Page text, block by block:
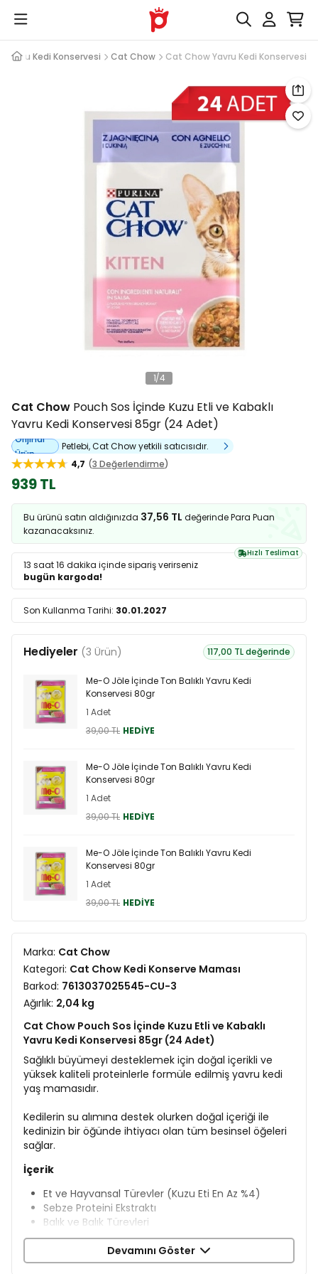
Yavru Kedi Konservesi Cat Chow Cat Chow Yavru Kedi Konservesi
1/4
Cat Chow Pouch Sos İçinde Kuzu Etli ve Kabaklı
Yavru Kedi Konservesi 85gr (24 Adet)
Orijinal
Ürün
Petlebi, Cat Chow yetkili satıcısıdır.
4,7
3 Değerlendirme
939 TL
Bu ürünü satın aldığınızda 37,56 TL değerinde Para Puan
kazanacaksınız.
Hızlı Teslimat
13 saat 16 dakika içinde sipariş verirseniz
bugün kargoda!
Son Kullanma Tarihi: 30.01.2027
Hediyeler (3 Ürün) 117,00 TL değerinde
Me-O Jöle İçinde Ton Balıklı Yavru Kedi
Konservesi 80gr
1 Adet
39,00 TL HEDİYE
Me-O Jöle İçinde Ton Balıklı Yavru Kedi
Konservesi 80gr
1 Adet
39,00 TL HEDİYE
Me-O Jöle İçinde Ton Balıklı Yavru Kedi
Konservesi 80gr
1 Adet
39,00 TL HEDİYE
Marka: Cat Chow
Kategori: Cat Chow Kedi Konserve Maması
Barkod: 7613037025545-CU-3
Ağırlık: 2,04 kg
Cat Chow Pouch Sos İçinde Kuzu Etli ve Kabaklı
Yavru Kedi Konservesi 85gr (24 Adet)
Sağlıklı büyümeyi desteklemek için doğal içerikli ve
yüksek kaliteli proteinlerle formüle edilmiş yavru kedi
yaş mamasıdır.
Kedilerin su alımına destek olurken doğal içeriği ile
kedinizin bir öğünde ihtiyacı olan tüm besinsel öğeleri
sağlar.
İçerik​
Et ve Hayvansal Türevler (Kuzu Eti En Az %4)
Sebze Proteini Ekstraktı
Balık ve Balık Türevleri
Mineraller
Dehidre Kabak %0,9 (%8,1 Kabağa Eş Değer)
Bitkisel Kaynaklı Türevler
Devamını Göster